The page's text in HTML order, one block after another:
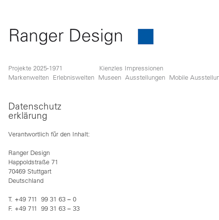
Projekte 2025-1971
Kienzles Impressionen
Markenwelten Erlebniswelten Museen Ausstellungen Mobile
Datenschutz
erklärung
Verantwortlich für den Inhalt:
Ranger Design
Happoldstraße 71
70469 Stuttgart
Deutschland
T. +49 711 99 31 63 – 0
F. +49 711 99 31 63 – 33